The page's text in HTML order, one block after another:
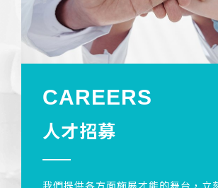
CAREERS
人才招募